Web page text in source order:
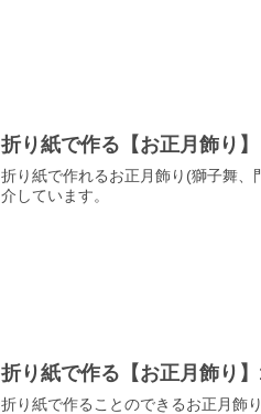
折り紙で作る【お正月飾り
折り紙で作れるお正月飾り(獅子舞
介しています。
折り紙で作る【お正月飾り
折り紙で作ることのできるお正月飾